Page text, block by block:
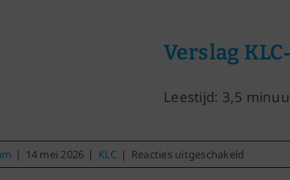
KLM
Verslag
Leestijd: 3,5
| 14 mei 2026 | KLC | Reacties uitgeschakeld
Verslag